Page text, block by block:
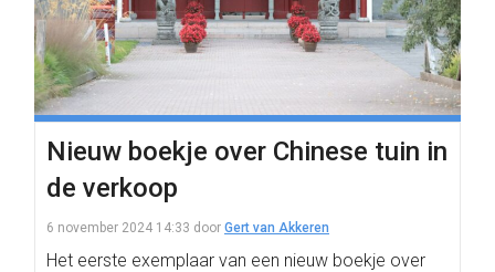
Nieuw boekje over Chinese tuin in
de verkoop
6 november 2024 14:33 door Gert van Akkeren
Het eerste exemplaar van een nieuw boekje over